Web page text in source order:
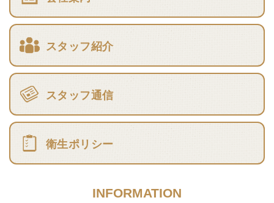
スタッフ紹介
スタッフ通信
衛生ポリシー
INFORMATION